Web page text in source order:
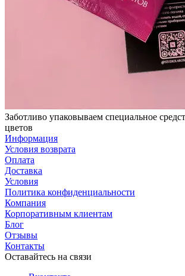
Заботливо упаковываем специальное
цветов
Информация
Условия возврата
Оплата
Доставка
Условия
Политика конфиденциальности
Компания
Корпоративным клиентам
Блог
Отзывы
Контакты
Оставайтесь на связи